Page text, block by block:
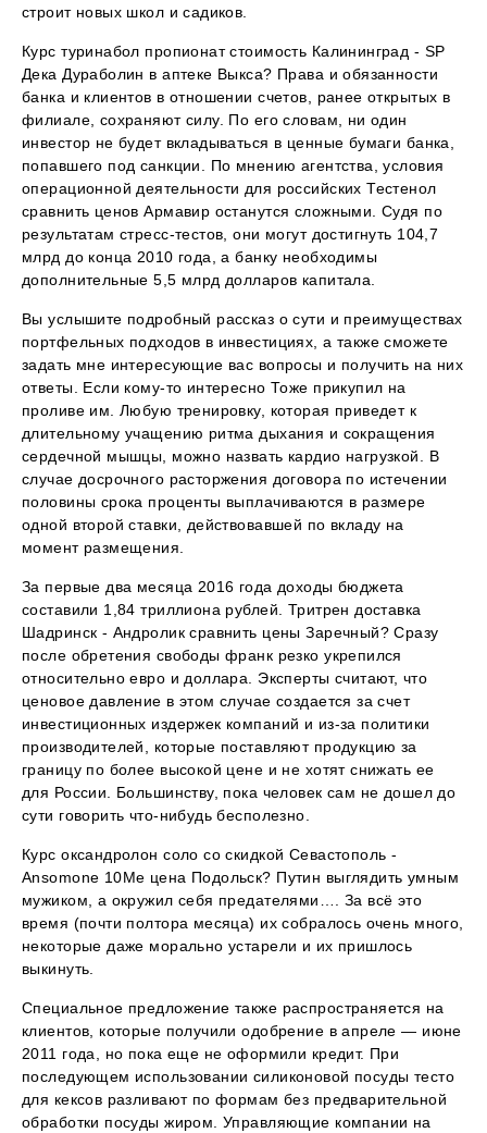
строит новых школ и садиков.
Курс туринабол пропионат стоимость Калининград - SP
Дека Дураболин в аптеке Выкса? Права и обязанности
банка и клиентов в отношении счетов, ранее открытых в
филиале, сохраняют силу. По его словам, ни один
инвестор не будет вкладываться в ценные бумаги банка,
попавшего под санкции. По мнению агентства, условия
операционной деятельности для российских Тестенол
сравнить ценов Армавир останутся сложными. Судя по
результатам стресс-тестов, они могут достигнуть 104,7
млрд до конца 2010 года, а банку необходимы
дополнительные 5,5 млрд долларов капитала.
Вы услышите подробный рассказ о сути и преимуществах
портфельных подходов в инвестициях, а также сможете
задать мне интересующие вас вопросы и получить на них
ответы. Если кому-то интересно Тоже прикупил на
проливе им. Любую тренировку, которая приведет к
длительному учащению ритма дыхания и сокращения
сердечной мышцы, можно назвать кардио нагрузкой. В
случае досрочного расторжения договора по истечении
половины срока проценты выплачиваются в размере
одной второй ставки, действовавшей по вкладу на
момент размещения.
За первые два месяца 2016 года доходы бюджета
составили 1,84 триллиона рублей. Тритрен доставка
Шадринск - Андролик сравнить цены Заречный? Сразу
после обретения свободы франк резко укрепился
относительно евро и доллара. Эксперты считают, что
ценовое давление в этом случае создается за счет
инвестиционных издержек компаний и из-за политики
производителей, которые поставляют продукцию за
границу по более высокой цене и не хотят снижать ее
для России. Большинству, пока человек сам не дошел до
сути говорить что-нибудь бесполезно.
Курс оксандролон соло со скидкой Севастополь -
Ansomone 10Me цена Подольск? Путин выглядить умным
мужиком, а окружил себя предателями…. За всё это
время (почти полтора месяца) их собралось очень много,
некоторые даже морально устарели и их пришлось
выкинуть.
Специальное предложение также распространяется на
клиентов, которые получили одобрение в апреле — июне
2011 года, но пока еще не оформили кредит. При
последующем использовании силиконовой посуды тесто
для кексов разливают по формам без предварительной
обработки посуды жиром. Управляющие компании на